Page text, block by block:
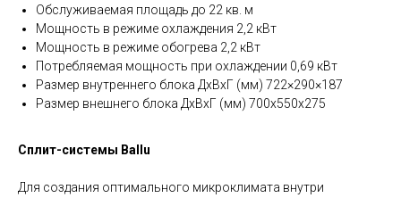
Обслуживаемая площадь до 22 кв. м
Мощность в режиме охлаждения 2,2 кВт
Мощность в режиме обогрева 2,2 кВт
Потребляемая мощность при охлаждении 0,69 кВт
Размер внутреннего блока ДхВхГ (мм) 722×290×187
Размер внешнего блока ДхВхГ (мм) 700x550x275
Сплит-системы Ballu
Для создания оптимального микроклимата внутри